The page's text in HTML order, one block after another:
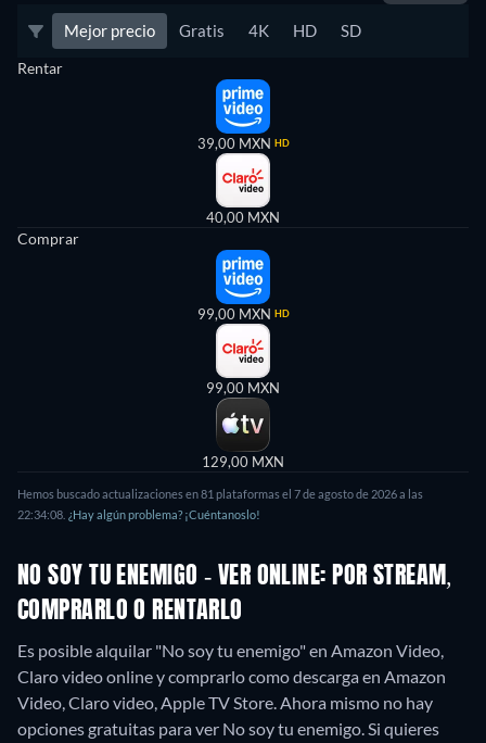
Mejor precio Gratis 4K HD SD
Rentar
39,00 MXN HD
40,00 MXN
Comprar
99,00 MXN HD
99,00 MXN
129,00 MXN
Hemos buscado actualizaciones en 81 plataformas el 7 de agosto de 2026 a las
22:34:08. ¿Hay algún problema? ¡Cuéntanoslo!
NO SOY TU ENEMIGO - VER ONLINE: POR STREAM,
COMPRARLO O RENTARLO
Es posible alquilar "No soy tu enemigo" en Amazon Video,
Claro video online y comprarlo como descarga en Amazon
Video, Claro video, Apple TV Store.Ahora mismo no hay
opciones gratuitas para ver No soy tu enemigo. Si quieres